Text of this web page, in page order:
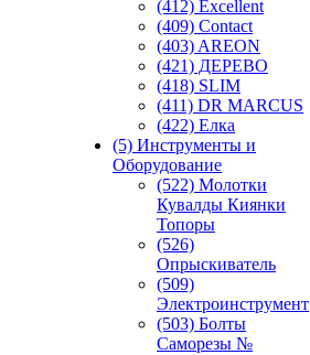
(412) Excellent
(409) Contact
(403) AREON
(421) ДЕРЕВО
(418) SLIM
(411) DR MARCUS
(422) Елка
(5) Инструменты и
Оборудование
(522) Молотки
Кувалды Киянки
Топоры
(526)
Опрыскиватель
(509)
Электроинструмент
(503) Болты
Саморезы №